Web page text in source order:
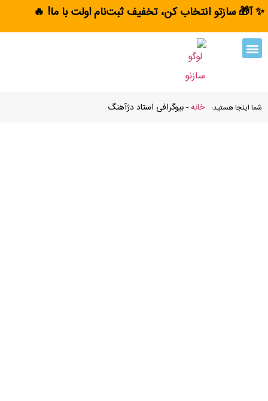
✨ آ🎁 سازتو انتخاب کن، تخفیف ثبت‌نام اولت با ما! 🔥
شما اینجا هستید: خانه-بیوگرافی استاد دژآهنگ